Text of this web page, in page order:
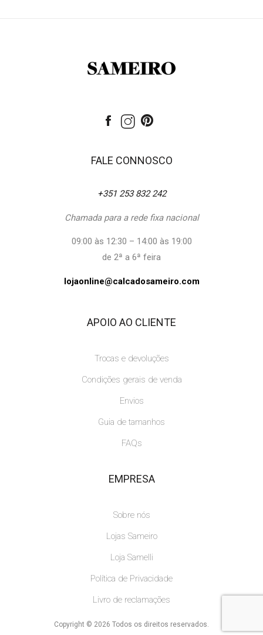
FALE CONNOSCO
+351 253 832 242
Chamada para a rede fixa nacional
09:00 às 12:30 – 14:00 às 19:00
de 2ª a 6ª feira
lojaonline@calcadosameiro.com
APOIO AO CLIENTE
Trocas e devoluções
Condições gerais de venda
Envios
Guia de tamanhos
FAQs
EMPRESA
Sobre nós
Lojas Sameiro
Loja Samelli
Política de Privacidade
Livro de reclamações
Copyright © 2026 Todos os direitos reservados.